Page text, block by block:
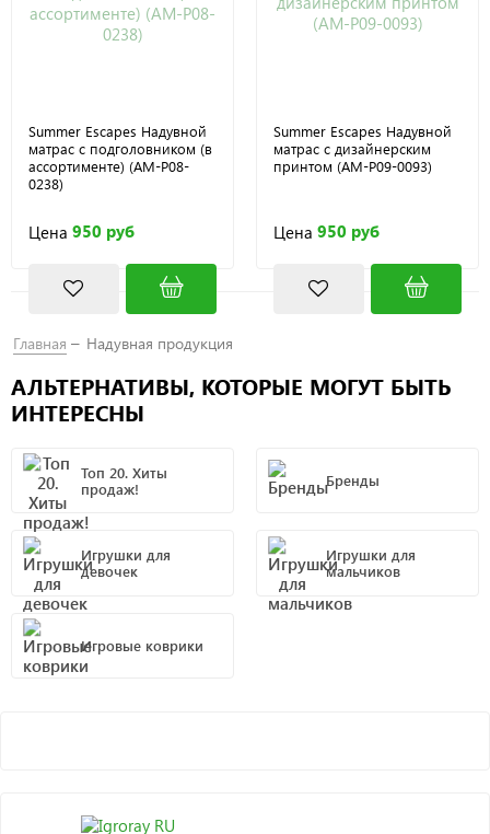
Summer Escapes Надувной
матрас с подголовником (в
ассортименте) (AM-P08-
0238)
Цена 950 руб
Summer Escapes Надувной
матрас с дизайнерским
принтом (AM-P09-0093)
Цена 950 руб
Главная Надувная продукция
АЛЬТЕРНАТИВЫ, КОТОРЫЕ МОГУТ БЫТЬ
ИНТЕРЕСНЫ
Топ 20. Хиты
продаж!
Бренды
Игрушки для
девочек
Игрушки для
мальчиков
Игровые коврики